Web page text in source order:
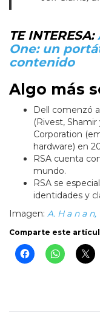
TE INTERESA:
One: un
contenido
Algo más
Dell comenzó
(Rivest,
Corporation
hardware) en
RSA cuenta
mundo.
RSA se
identidades y
Imagen: A. H a n a
Comparte este